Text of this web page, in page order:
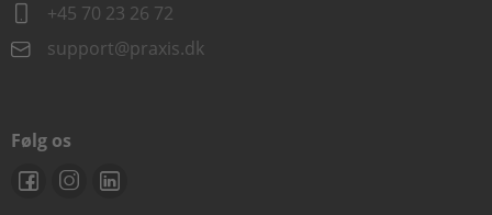
+45 70 23 26 72
support@praxis.dk
Følg os